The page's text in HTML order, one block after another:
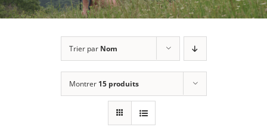
Trier par Nom
Montrer 15 produits